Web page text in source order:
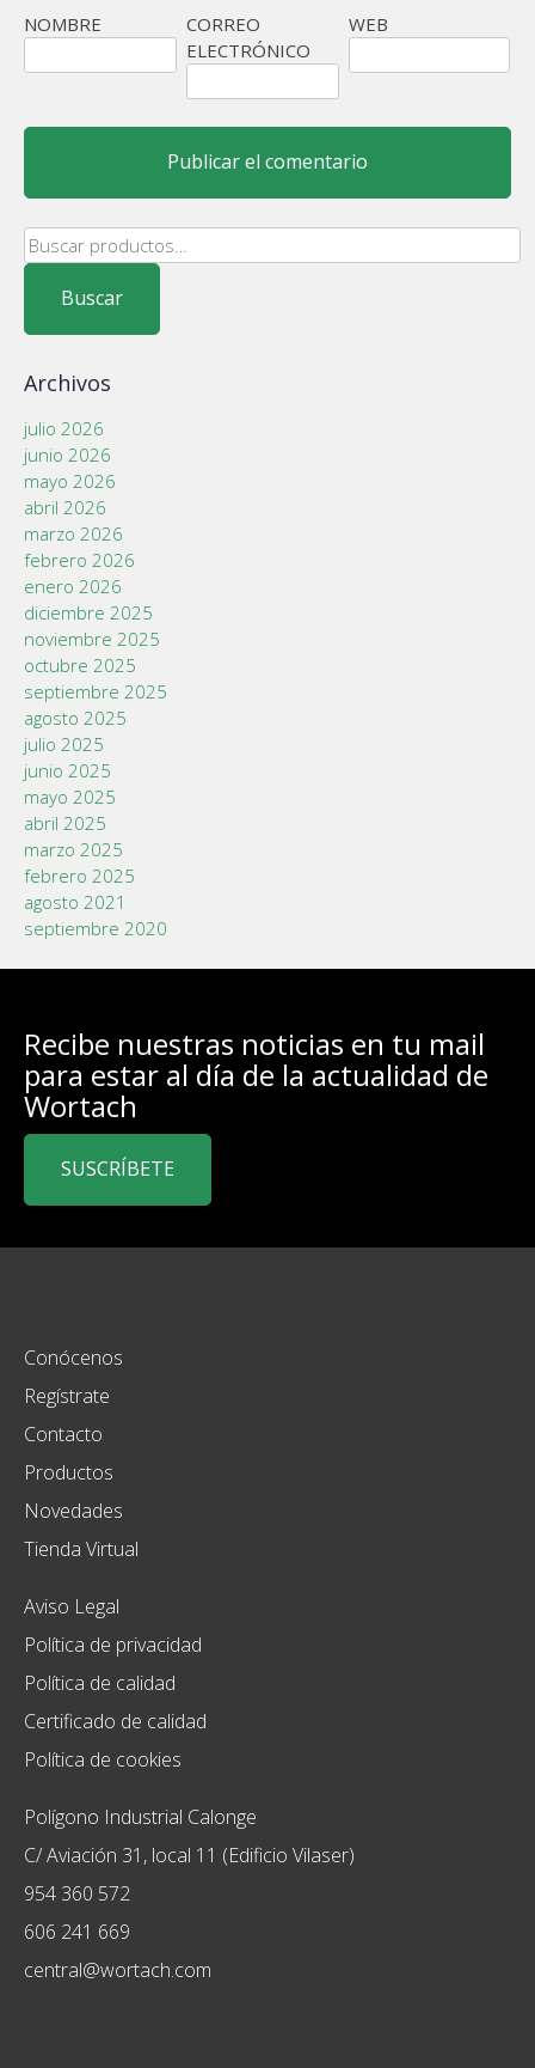
NOMBRE
CORREO
ELECTRÓNICO
WEB
Buscar
por:
Buscar
Archivos
julio 2026
junio 2026
mayo 2026
abril 2026
marzo 2026
febrero 2026
enero 2026
diciembre 2025
noviembre 2025
octubre 2025
septiembre 2025
agosto 2025
julio 2025
junio 2025
mayo 2025
abril 2025
marzo 2025
febrero 2025
agosto 2021
septiembre 2020
Recibe nuestras noticias en tu mail
para estar al día de la actualidad de
Wortach
SUSCRÍBETE
Conócenos
Regístrate
Contacto
Productos
Novedades
Tienda Virtual
Aviso Legal
Política de privacidad
Política de calidad
Certificado de calidad
Política de cookies
Polígono Industrial Calonge
C/ Aviación 31, local 11 (Edificio Vilaser)
954 360 572
606 241 669
central@wortach.com